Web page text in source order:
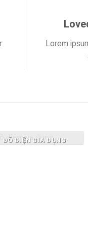
Lorem
ĐỒ ĐIỆN GIA DỤNG